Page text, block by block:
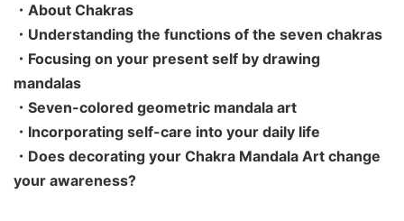
・About Chakras
・Understanding the functions of the seven chakras
・Focusing on your present self by drawing
mandalas
・Seven-colored geometric mandala art
・Incorporating self-care into your daily life
・Does decorating your Chakra Mandala Art change
your awareness?